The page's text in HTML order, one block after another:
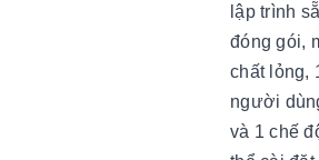
lập trình
đóng gói,
chất lỏng,
người
và 1 chế